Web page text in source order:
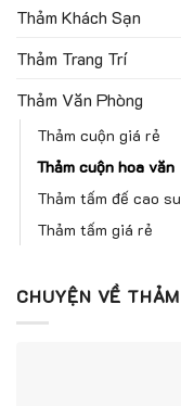
Thảm Khách Sạn
Thảm Trang Trí
Thảm Văn Phòng
Thảm cuộn giá rẻ
Thảm cuộn hoa văn
Thảm tấm đế cao su
Thảm tấm giá rẻ
CHUYỆN VỀ THẢM